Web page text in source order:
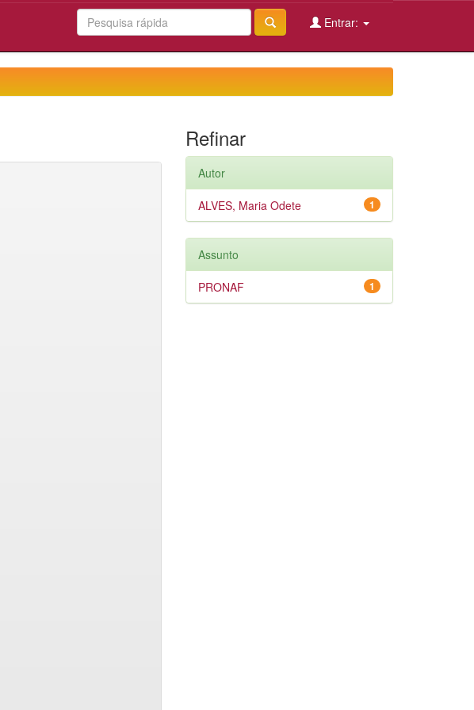
Entrar:
Refinar
Autor
1
ALVES, Maria Odete
Assunto
1
PRONAF